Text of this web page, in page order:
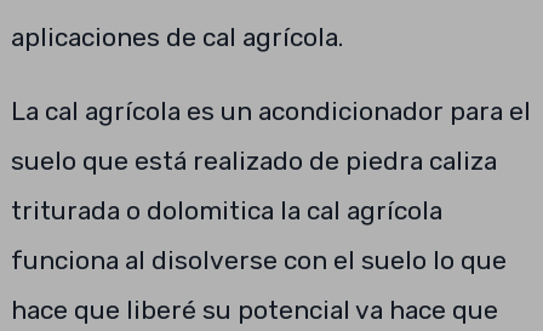
aplicaciones de cal agrícola.
La cal agrícola es un acondicionador para el
suelo que está realizado de piedra caliza
triturada o dolomitica la cal agrícola
funciona al disolverse con el suelo lo que
hace que liberé su potencial va hace que